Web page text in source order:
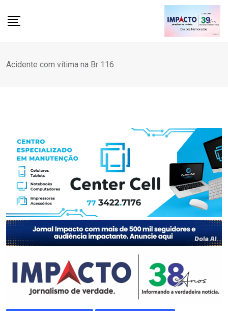
Acidente com vítima na Br 116